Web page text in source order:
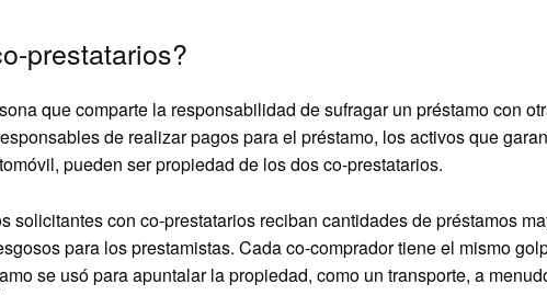
prestatarios?
que comparte la responsabilidad de sufragar un préstamo con
de realizar pagos para el préstamo, los activos que
pueden ser propiedad de los dos co-prestatarios.
solicitantes con co-prestatarios reciban cantidades de préstamos
para los prestamistas. Cada co-comprador tiene el mismo
se usó para apuntalar la propiedad, como un transporte, a